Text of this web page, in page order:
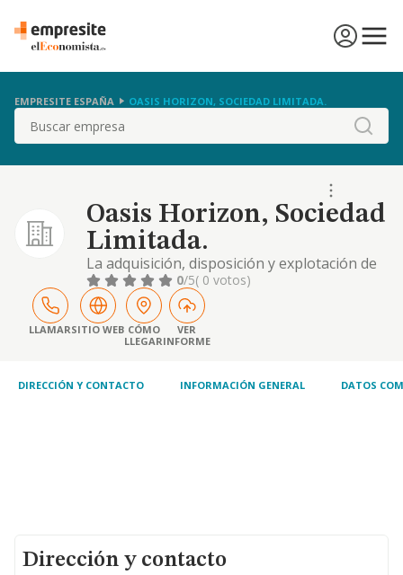
EMPRESITE ESPAÑA OASIS HORIZON, SOCIEDAD LIMITADA.
Buscar
Oasis Horizon, Sociedad
Limitada.
La adquisición, disposición y explotación de
toda clase de fincas, rústicas y urbanas, y la
construcción y promoción de toda clase de
edificaciones, incluso en régimen de
protección oficial; la promoción, realización y
explotación de bares, cafeterías,
hoteles
0/5( 0 votos)
LLAMARSITIO WEB CÓMO
LLEGAR
VER
INFORME
DIRECCIÓN Y CONTACTO INFORMACIÓN GENERAL DATOS
Dirección y contacto